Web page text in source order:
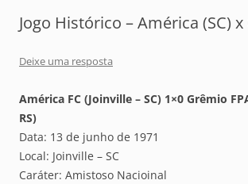
Jogo Histórico – América (SC) x
Deixe uma resposta
América FC (Joinville – SC) 1×0 Grêmio
RS)
Data: 13 de junho de 1971
Local: Joinville – SC
Caráter: Amistoso Nacioinal